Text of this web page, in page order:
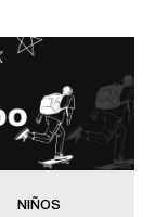
NIÑOS